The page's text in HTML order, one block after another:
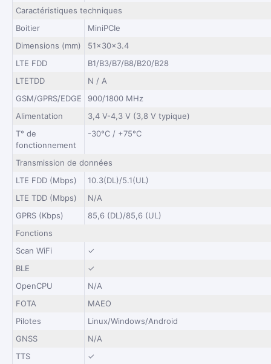
Caractéristiques techniques
Boitier
MiniPCIe
Dimensions (mm)
51×30×3.4
LTE FDD
B1/B3/B7/B8/B20/B28
LTETDD
N / A
GSM/GPRS/EDGE
900/1800 MHz
Alimentation
3,4 V-4,3 V (3,8 V typique)
T° de
fonctionnement
-30°C / +75°C
Transmission de données
LTE FDD (Mbps)
10.3(DL)/5.1(UL)
LTE TDD (Mbps)
N/A
GPRS (Kbps)
85,6 (DL)/85,6 (UL)
Fonctions
Scan WiFi
✓
BLE
✓
OpenCPU
N/A
FOTA
MAEO
Pilotes
Linux/Windows/Android
GNSS
N/A
TTS
✓